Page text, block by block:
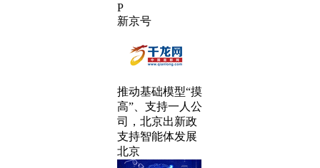
P
新京号
推动基础模型“摸
高”、支持一人公
司，北京出新政
支持智能体发展
北京